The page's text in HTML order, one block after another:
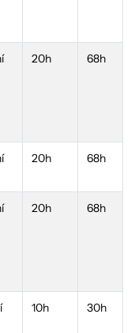
20h 68h
20h 68h
20h 68h
10h 30h